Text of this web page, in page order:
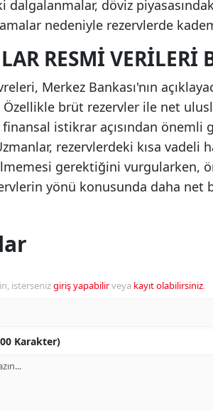
dalgalanmalar, döviz
nedeniyle rezervlerde
RESMI VERILERI
Merkez Bankası'nın
brüt rezervler ile net
istikrar açısından önemli
rezervlerdeki kısa vadeli
gerektiğini vurgularken,
yönü konusunda daha net
istersenizgiriş yapabilirveya kayıt olabilirsiniz.
Karakter)